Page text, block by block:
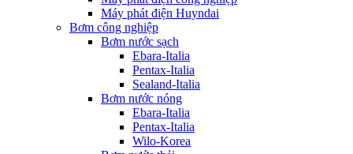
Máy phát điện Huyndai
Bơm công nghiệp
Bơm nước sạch
Ebara-Italia
Pentax-Italia
Sealand-Italia
Bơm nước nóng
Ebara-Italia
Pentax-Italia
Wilo-Korea